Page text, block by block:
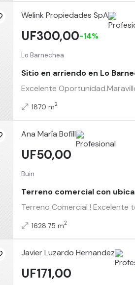
Welink Propiedades SpA
Lo Barnechea
Sitio en arriendo en Lo
Excelente
UF300,00-14%
1870 m2
Ana María Bofill
Buin
Terreno comercial con
Terreno Comercial ! Excelente
UF50,00
1628.75 m2
Javier Luzardo Hernandez
UF171,00